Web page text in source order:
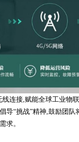
连接,赋能全球工业物
导“挑战”精神,鼓励团
求。